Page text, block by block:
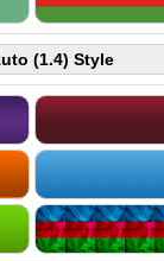
(1.4) Style